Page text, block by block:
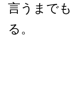
言うまで
る。